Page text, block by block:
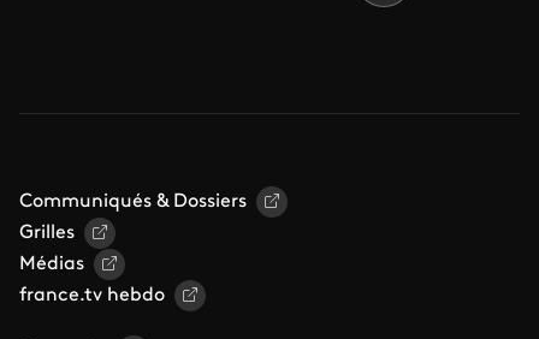
Communiqués & Dossiers
Grilles
Médias
france.tv hebdo